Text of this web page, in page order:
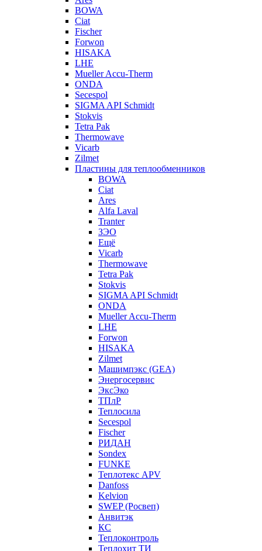
BOWA
Ciat
Fischer
Forwon
HISAKA
LHE
Mueller Accu-Therm
ONDA
Secespol
SIGMA API Schmidt
Stokvis
Tetra Pak
Thermowave
Vicarb
Zilmet
Пластины для теплообменников
BOWA
Ciat
Ares
Alfa Laval
Tranter
ЗЭО
Ещё
Vicarb
Thermowave
Tetra Pak
Stokvis
SIGMA API Schmidt
ONDA
Mueller Accu-Therm
LHE
Forwon
HISAKA
Zilmet
Машимпэкс (GEA)
Энергосервис
ЭксЭко
ТПлР
Теплосила
Secespol
Fischer
РИДАН
Sondex
FUNKE
Теплотекс APV
Danfoss
Kelvion
SWEP (Росвеп)
Анвитэк
КС
Теплоконтроль
Теплохит ТИ